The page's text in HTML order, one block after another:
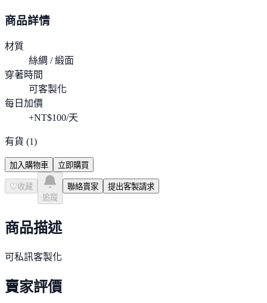
商品詳情
材質
絲綢 / 緞面
穿著時間
可客製化
每日加價
+NT$100/天
有貨 (1)
加入購物車 立即購買
♡收藏
追蹤
聯絡賣家 提出客製請求
商品描述
可私訊客製化
賣家評價